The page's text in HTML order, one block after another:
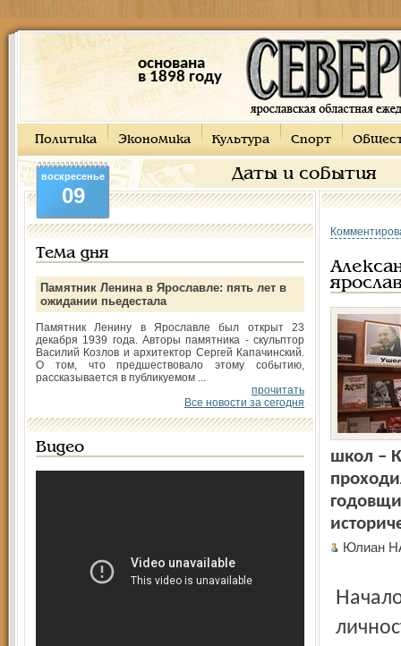
основана
в 1898 году
Политика Экономика Культура Спорт
Даты и события
воскресенье
09
Тема дня
Памятник Ленина в Ярославле: пять лет в
ожидании пьедестала
Памятник Ленину в Ярославле был открыт 23
декабря 1939 года. Авторы памятника - скульптор
Василий Козлов и архитектор Сергей Капачинский.
О том, что предшествовало этому событию,
рассказывается в публикуемом ...
прочитать
Все новости за сегодня
Видео
школ –
Юлиан
Началом встречи стала слайд-композиция о жизни,